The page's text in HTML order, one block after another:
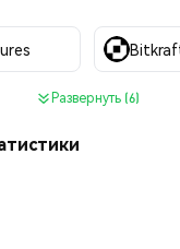
Развернуть (6)